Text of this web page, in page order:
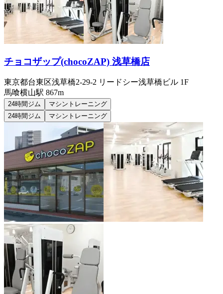
チョコザップ(chocoZAP) 浅草橋店
東京都台東区浅草橋2-29-2 リードシー浅草橋ビル 1F
馬喰横山駅 867m
24時間ジム
マシントレーニング
24時間ジム
マシントレーニング